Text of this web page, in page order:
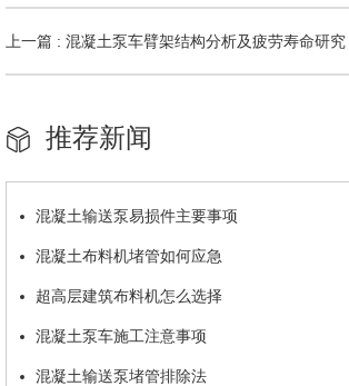
上一篇 : 混凝土泵车臂架结构分析及疲劳寿命研究
推荐新闻
混凝土输送泵易损件主要事项
混凝土布料机堵管如何应急
超高层建筑布料机怎么选择
混凝土泵车施工注意事项
混凝土输送泵堵管排除法